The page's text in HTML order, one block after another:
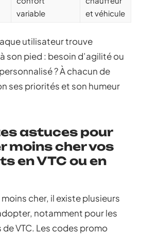
variable
et véhicule
utilisateur trouve
son pied : besoin d’agilité ou
? À chacun de
ses priorités et son humeur
astuces pour
moins cher vos
en VTC ou en
cher, il existe plusieurs
notamment pour les
VTC. Les codes promo